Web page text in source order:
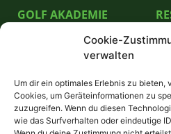
Cookie-
verwalten
Um dir ein optimales Erlebnis zu
Cookies, um Geräteinformationen zu
zuzugreifen. Wenn du diesen
wie das Surfverhalten oder eindeutige
GOLF AKADEMIE
Pro German Göpel
Unterricht & Preise
Platzreifekurs
Trainerstunde buchen